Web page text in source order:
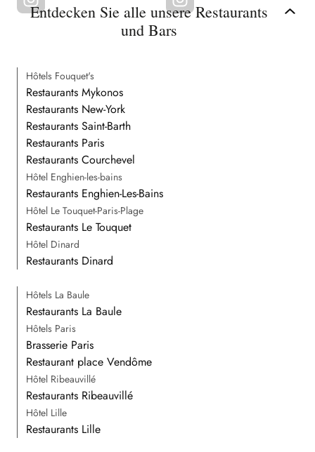
Entdecken Sie alle unsere Restaurants
und Bars
Hôtels Fouquet's
Restaurants Mykonos
Restaurants New-York
Restaurants Saint-Barth
Restaurants Paris
Restaurants Courchevel
Hôtel Enghien-les-bains
Restaurants Enghien-Les-Bains
Hôtel Le Touquet-Paris-Plage
Restaurants Le Touquet
Hôtel Dinard
Restaurants Dinard
Hôtels La Baule
Restaurants La Baule
Hôtels Paris
Brasserie Paris
Restaurant place Vendôme
Hôtel Ribeauvillé
Restaurants Ribeauvillé
Hôtel Lille
Restaurants Lille